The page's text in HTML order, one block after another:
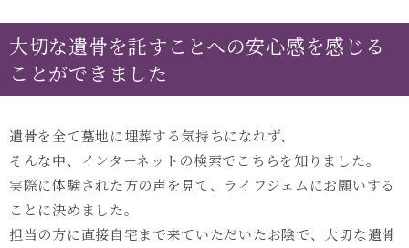
大切な遺骨を託すことへの安心感を感じる
ことができました
遺骨を全て墓地に埋葬する気持ちになれず、
そんな中、インターネットの検索でこちらを知りました。
実際に体験された方の声を見て、ライフジェムにお願いする
ことに決めました。
担当の方に直接自宅まで来ていただいたお陰で、大切な遺骨